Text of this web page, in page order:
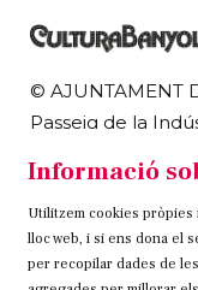
© AJUNTAMENT
Passeig de la
972 58 18 48 |
Sitemap
Informació
Utilitzem cookies
lloc web, i si ens dona el
per recopilar dades de